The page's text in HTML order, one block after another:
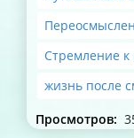
Стремление к
жизнь после
Просмотров: